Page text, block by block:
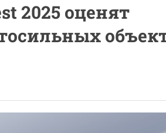
2025 оценят